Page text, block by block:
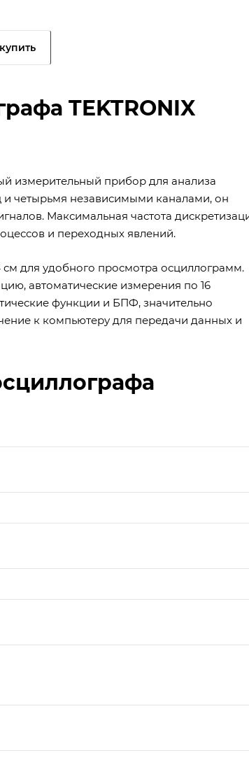
TEKTRONIX
измерительный прибор для анализа
и четырьмя независимыми каналами, он
Максимальная частота
и переходных явлений.
для удобного просмотра осциллограмм.
автоматические измерения по 16
функции и БПФ, значительно
к компьютеру для передачи данных и